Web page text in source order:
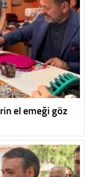
el emeği göz